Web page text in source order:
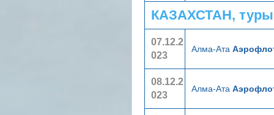
КАЗАХСТАН,
07.12.2
023
Алма-Ата
08.12.2
023
Алма-Ата